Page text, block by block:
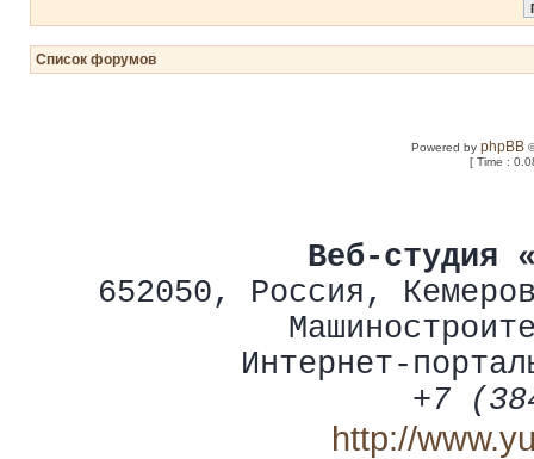
Список форумов
Powered byphpBB
[ Time :
Веб-студия
652050, Россия ,
Интернет-
+7
http://